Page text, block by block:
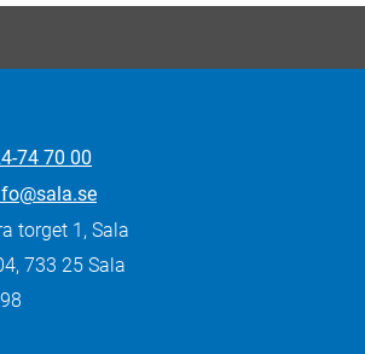
74 70 00
torget 1, Sala
733 25 Sala